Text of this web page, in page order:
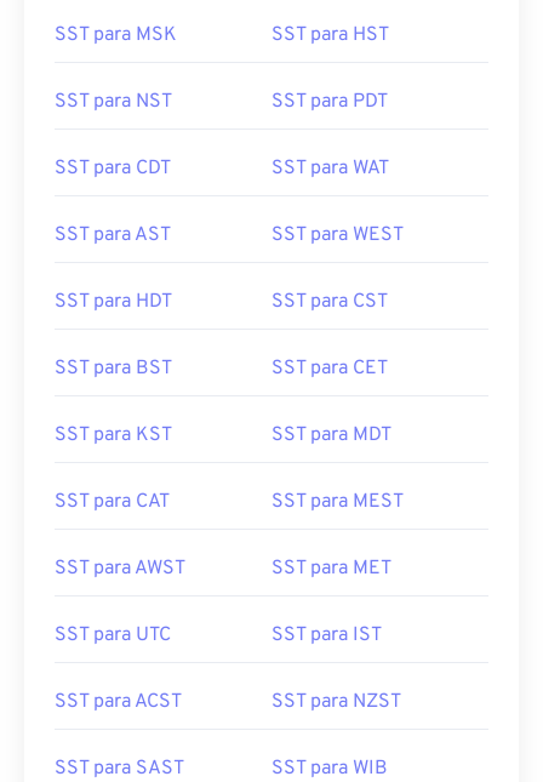
SST para MSK SST para HST
SST para NST SST para PDT
SST para CDT SST para WAT
SST para AST SST para WEST
SST para HDT SST para CST
SST para BST SST para CET
SST para KST SST para MDT
SST para CAT SST para MEST
SST para AWST SST para MET
SST para UTC SST para IST
SST para ACST SST para NZST
SST para SAST SST para WIB